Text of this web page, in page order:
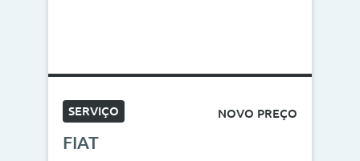
SERVIÇO NOVO PREÇO
FIAT